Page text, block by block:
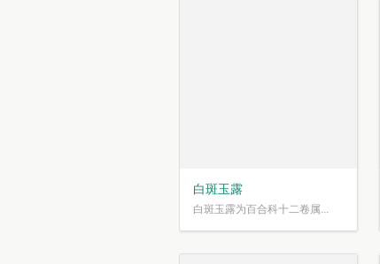
白斑玉露
白斑玉露为百合科十二卷属...